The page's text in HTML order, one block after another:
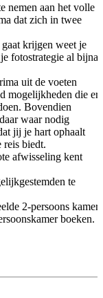
nemen aan het volle
dat zich in twee
krijgen weet je
fotostrategie al bijna
uit de voeten
mogelijkheden die er
Bovendien
waar nodig
jij je hart ophaalt
reis biedt.
afwisseling kent
te
2-persoons kamer,
boeken.